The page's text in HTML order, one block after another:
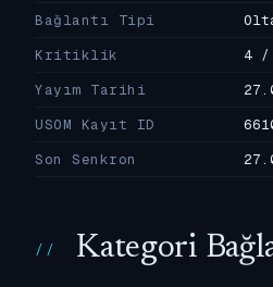
Bağlantı Tipi
Kritiklik
4 /
Yayım Tarihi
USOM Kayıt ID
Son Senkron
Kategori